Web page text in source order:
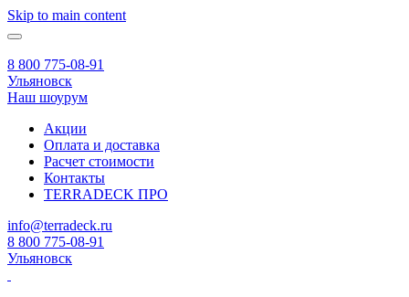
Skip to main content
8 800 775-08-91
Ульяновск
Наш шоурум
Акции
Оплата и доставка
Расчет стоимости
Контакты
TERRADECK ПРО
info@terradeck.ru
8 800 775-08-91
Ульяновск